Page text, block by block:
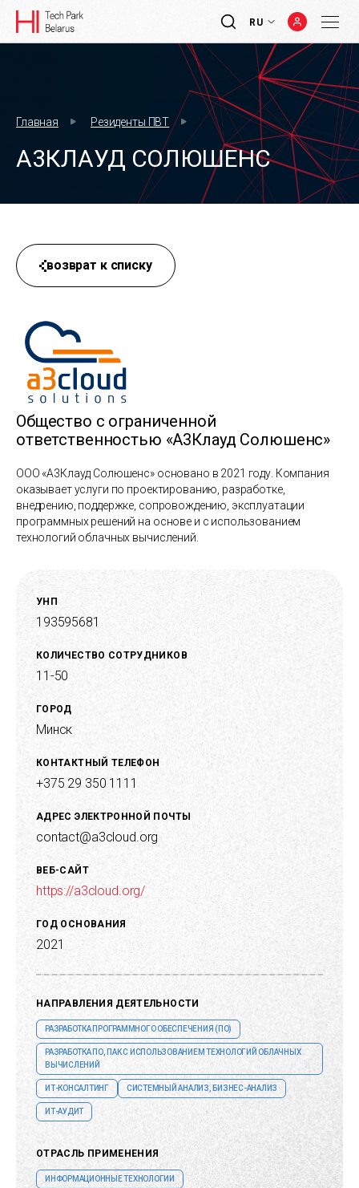
RU
Главная Резиденты ПВТ
А3КЛАУД СОЛЮШЕНС
Общество с ограниченной
ответственностью «А3Клауд Солюшенс»
ООО «А3Клауд Солюшенс» основано в 2021 году. Компания
оказывает услуги по проектированию, разработке,
внедрению, поддержке, сопровождению, эксплуатации
программных решений на основе и с использованием
технологий облачных вычислений.
возврат к списку
УНП
193595681
КОЛИЧЕСТВО СОТРУДНИКОВ
11-50
ГОРОД
Минск
КОНТАКТНЫЙ ТЕЛЕФОН
+375 29 350 1111
АДРЕС ЭЛЕКТРОННОЙ ПОЧТЫ
contact@a3cloud.org
ВЕБ-САЙТ
https://a3cloud.org/
ГОД ОСНОВАНИЯ
2021
НАПРАВЛЕНИЯ ДЕЯТЕЛЬНОСТИ
РАЗРАБОТКА ПРОГРАММНОГО ОБЕСПЕЧЕНИЯ (ПО)
РАЗРАБОТКА ПО, ПАК С ИСПОЛЬЗОВАНИЕМ ТЕХНОЛОГИЙ ОБЛАЧНЫХ
ВЫЧИСЛЕНИЙ
ИТ-КОНСАЛТИНГ СИСТЕМНЫЙ АНАЛИЗ, БИЗНЕС-АНАЛИЗ
ИТ-АУДИТ
ОТРАСЛЬ ПРИМЕНЕНИЯ
ИНФОРМАЦИОННЫЕ ТЕХНОЛОГИИ